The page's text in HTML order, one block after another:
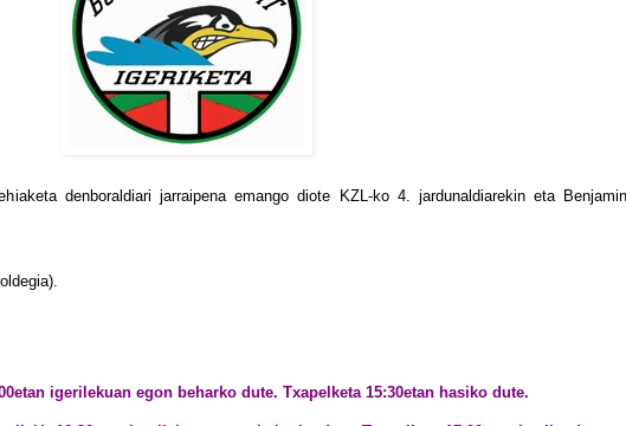
denboraldiari jarraipena emango diote KZL-ko 4. jardunaldiarekin eta
igerilekuan egon beharko dute. Txapelketa 15:30etan hasiko dute.